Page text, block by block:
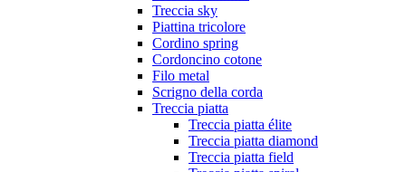
Treccia sky
Piattina tricolore
Cordino spring
Cordoncino cotone
Filo metal
Scrigno della corda
Treccia piatta
Treccia piatta élite
Treccia piatta diamond
Treccia piatta field